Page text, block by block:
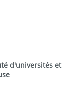
d'universités et